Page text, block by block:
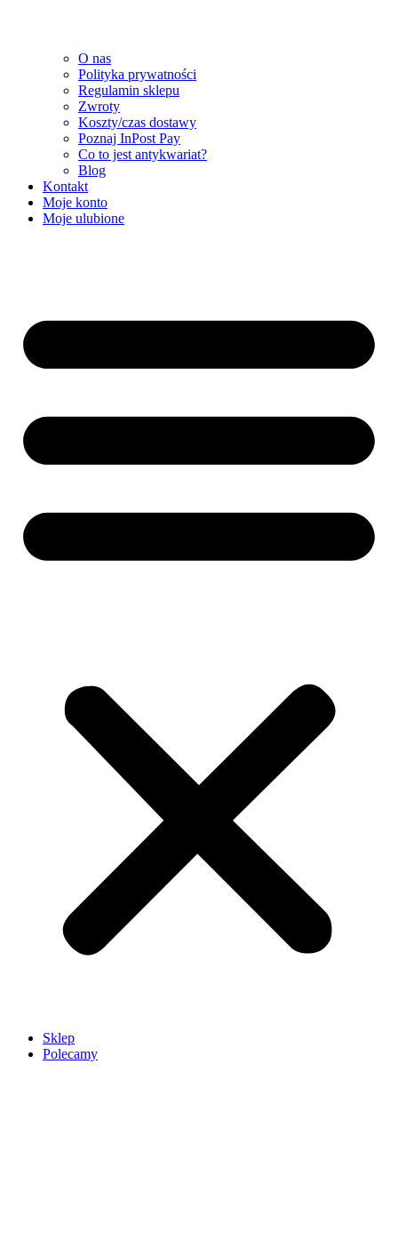
O nas
Polityka prywatności
Regulamin sklepu
Zwroty
Koszty/czas dostawy
Poznaj InPost Pay
Co to jest antykwariat?
Blog
Kontakt
Moje konto
Moje ulubione
Sklep
Polecamy